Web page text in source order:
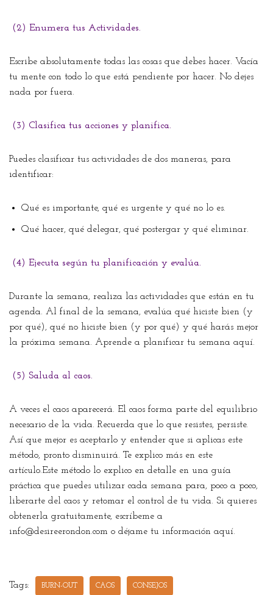
(2) Enumera tus Actividades.
Escribe absolutamente todas las cosas que debes hacer. Vacía
tu mente con todo lo que está pendiente por hacer. No dejes
nada por fuera.
(3) Clasifica tus acciones y planifica.
Puedes clasificar tus actividades de dos maneras, para
identificar:
Qué es importante, qué es urgente y qué no lo es.
Qué hacer, qué delegar, qué postergar y qué eliminar.
(4) Ejecuta según tu planificación y evalúa.
Durante la semana, realiza las actividades que están en tu
agenda. Al final de la semana, evalúa qué hiciste bien (y
por qué), qué no hiciste bien (y por qué) y qué harás mejor
la próxima semana. Aprende a planificar tu semana aquí.
(5) Saluda al caos.
A veces el caos aparecerá. El caos forma parte del equilibrio
necesario de la vida. Recuerda que lo que resistes, persiste.
Así que mejor es aceptarlo y entender que si aplicas este
método, pronto disminuirá. Te explico más en este
artículo.Este método lo explico en detalle en una guía
práctica que puedes utilizar cada semana para, poco a poco,
liberarte del caos y retomar el control de tu vida. Si quieres
obtenerla gratuitamente, escríbeme a
info@desireerondon.com o déjame tu información aquí.
Tags: BURN-OUT CAOS CONSEJOS